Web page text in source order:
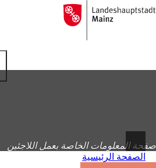
الانتقال إلى المحتوى
إلى
الصفحة
صفحة المعلومات الخاصة بعمل اللاجئين
الصفحة الرئيسية